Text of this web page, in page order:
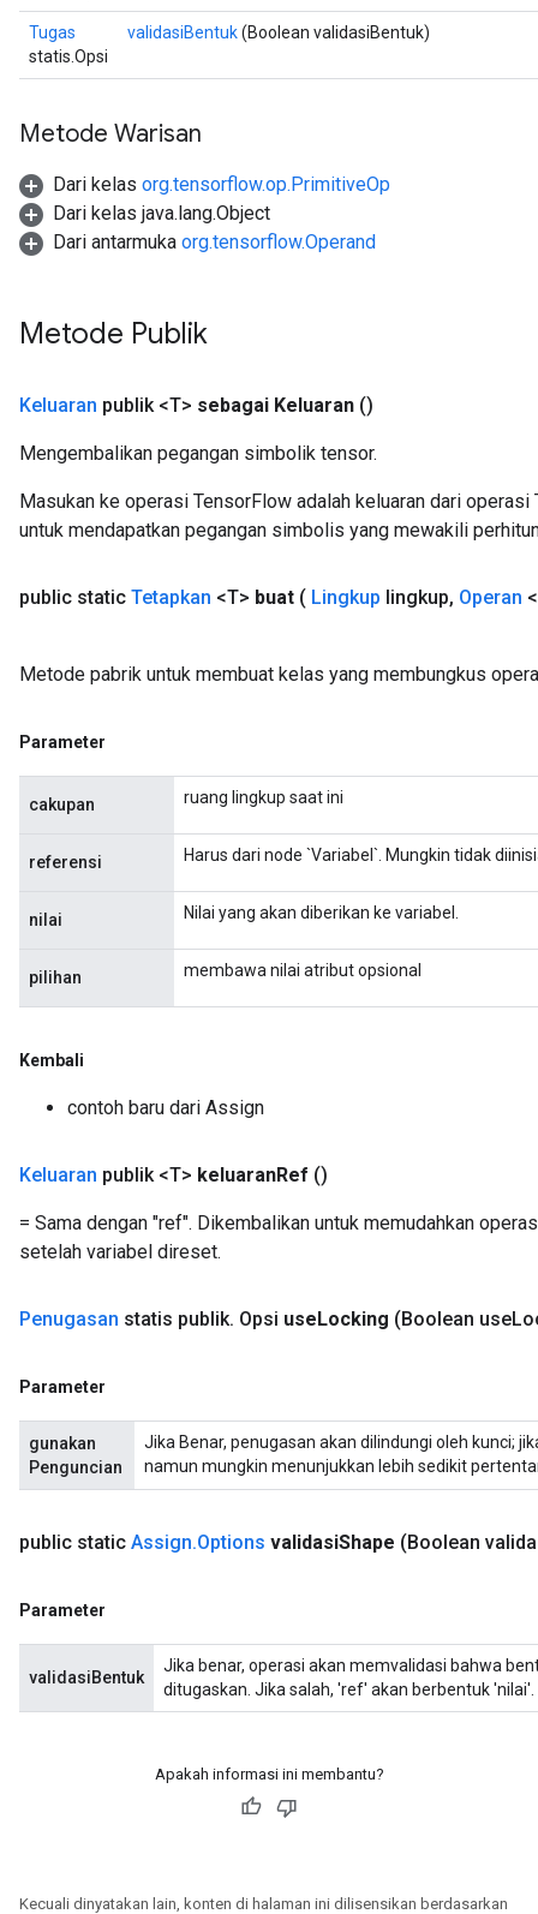
Tugas
statis.Opsi
validasiBentuk(Boolean validasiBentuk)
Metode Warisan
Dari kelas org.tensorflow.op.PrimitiveOp
Dari kelas java.lang.Object
Dari antarmuka org.tensorflow.Operand
Metode Publik
Keluaran publik <T> sebagai Keluaran ()
Mengembalikan pegangan simbolik tensor.
Masukan ke operasi TensorFlow adalah keluaran dari
untuk mendapatkan pegangan simbolis yang mewakili
public static Tetapkan <T> buat ( Lingkup lingkup, Operan
Metode pabrik untuk membuat kelas yang membungkus
Parameter
cakupan ruang lingkup saat ini
referensi Harus dari node `Variabel`. Mungkin tidak
nilai Nilai yang akan diberikan ke variabel.
pilihan membawa nilai atribut opsional
Kembali
contoh baru dari Assign
Keluaran publik <T> keluaranRef ()
= Sama dengan "ref". Dikembalikan untuk memudahkan
setelah variabel direset.
Penugasan statis publik. Opsi useLocking (Boolean use
Parameter
gunakan
Penguncian
Jika Benar, penugasan akan dilindungi oleh kunci;
namun mungkin menunjukkan lebih sedikit
public static Assign.Options validasiShape (Boolean
Parameter
validasiBentuk
Jika benar, operasi akan memvalidasi bahwa
ditugaskan. Jika salah, 'ref' akan berbentuk 'nilai'.
Apakah informasi ini membantu?
Kecuali dinyatakan lain, konten di halaman ini dilisensikan berdasarkan